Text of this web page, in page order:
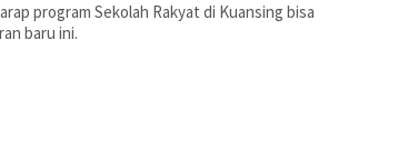
program Sekolah Rakyat di Kuansing bisa
baru ini.